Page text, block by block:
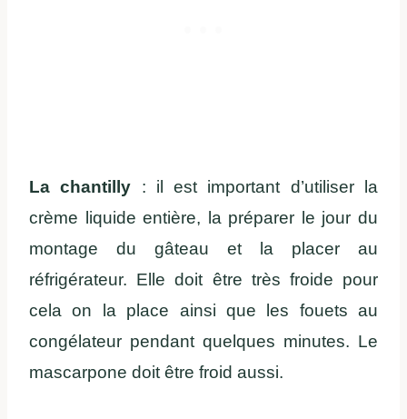
La chantilly : il est important d’utiliser la
crème liquide entière, la préparer le jour du
montage du gâteau et la placer au
réfrigérateur. Elle doit être très froide pour
cela on la place ainsi que les fouets au
congélateur pendant quelques minutes. Le
mascarpone doit être froid aussi.